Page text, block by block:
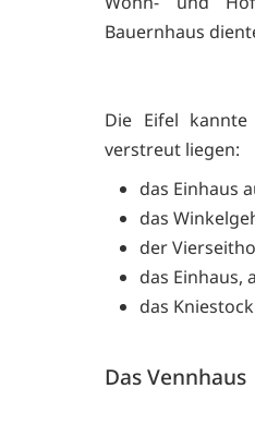
Bauernhaus
Die Eifel
verstreut liegen:
das Einhaus
das
der
das Einhaus,
das
Das Vennhaus